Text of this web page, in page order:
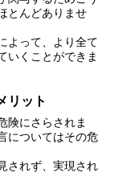
とんどありませ
よって、より全て
いくことができま
リット
険にさらされま
についてはその危
されず、実現され